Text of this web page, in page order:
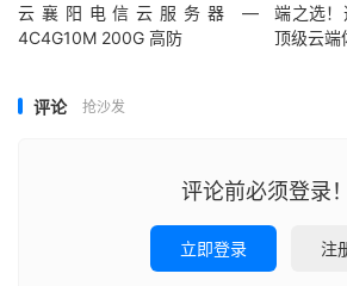
云襄阳电信云服务器 —
4C4G10M 200G 高防
端之选
顶级云端
评论 抢沙发
评论前必须登录！
立即登录 注